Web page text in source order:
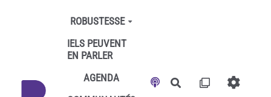
Aller au contenu principal
ROBUSTESSE
IELS PEUVENT
EN PARLER
AGENDA
Rechercher